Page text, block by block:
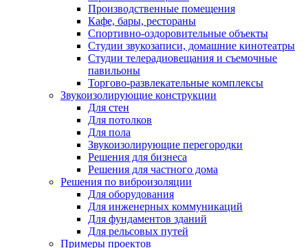
Производственные помещения
Кафе, бары, рестораны
Спортивно-оздоровительные объекты
Студии звукозаписи, домашние кинотеатры
Студии телерадиовещания и съемочные
павильоны
Торгово-развлекательные комплексы
Звукоизолирующие конструкции
Для стен
Для потолков
Для пола
Звукоизолирующие перегородки
Решения для бизнеса
Решения для частного дома
Решения по виброизоляции
Для оборудования
Для инженерных коммуникаций
Для фундаментов зданий
Для рельсовых путей
Примеры проектов